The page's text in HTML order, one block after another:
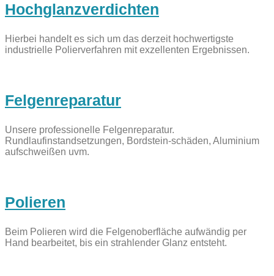
Hochglanzverdichten
Hierbei handelt es sich um das derzeit hochwertigste
industrielle Polierverfahren mit exzellenten Ergebnissen.
Felgenreparatur
Unsere professionelle Felgenreparatur.
Rundlaufinstandsetzungen, Bordstein-schäden, Aluminium
aufschweißen uvm.
Polieren
Beim Polieren wird die Felgenoberfläche aufwändig per
Hand bearbeitet, bis ein strahlender Glanz entsteht.